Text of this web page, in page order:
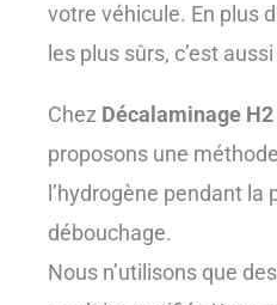
votre véhicule. En plus
les plus sûrs, c’est
Chez Décalaminage
proposons une
l’hydrogène pendant la
débouchage.
Nous n’utilisons que